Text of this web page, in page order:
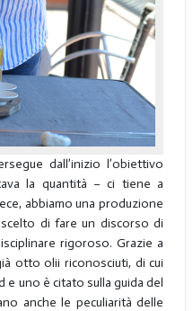
dall’inizio l’obiettivo
la quantità – ci tiene a
abbiamo una produzione
di fare un discorso di
rigoroso. Grazie a
otto olii riconosciuti, di cui
uno è citato sulla guida del
anche le peculiarità delle